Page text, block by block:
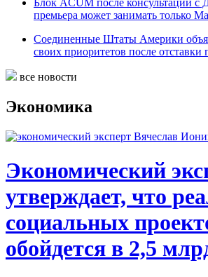
премьера может занимать только
Соединенные Штаты Америки
своих приоритетов после отставки
все новости
Экономика
Экономический
утверждает, что
социальных
обойдется в 2,5